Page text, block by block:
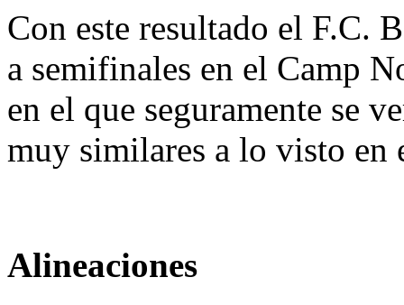
Con este resultado el F.C.
a semifinales en el Camp
en el que seguramente se
muy similares a lo visto en
Alineaciones